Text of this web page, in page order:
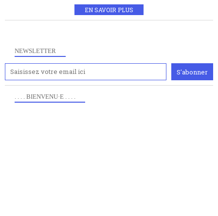
EN SAVOIR PLUS
NEWSLETTER
. . . . BIENVENU·E . . . .